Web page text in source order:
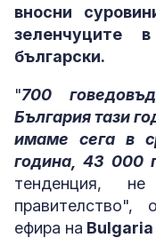
вносни
зеленчуците
български.
"700
България тази
имаме сега в
година, 43 000
тенденция,
ефира на Bulgaria